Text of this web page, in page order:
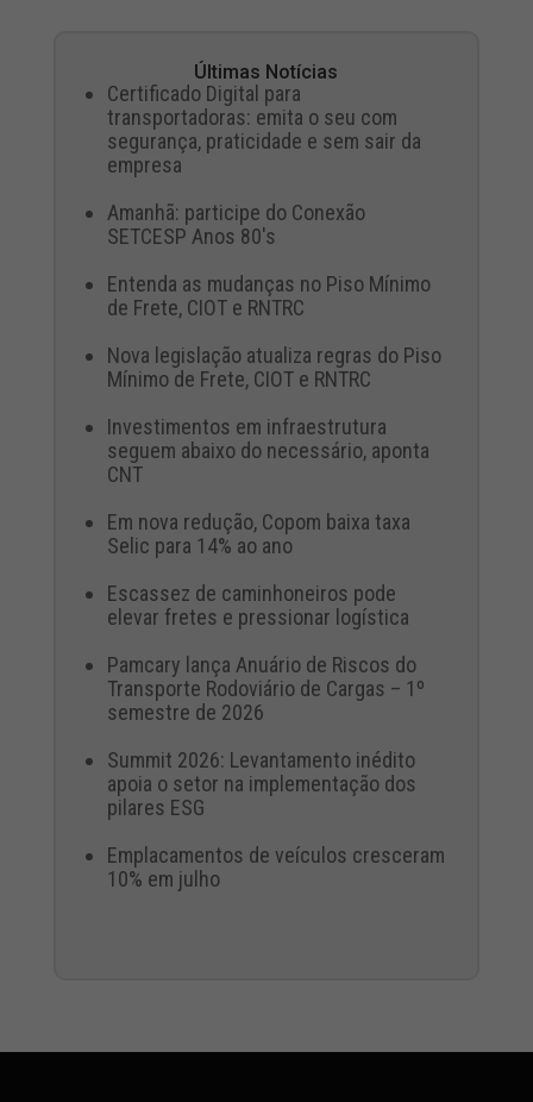
Últimas Notícias
Certificado Digital para
transportadoras: emita o seu com
segurança, praticidade e sem sair da
empresa
Amanhã: participe do Conexão
SETCESP Anos 80's
Entenda as mudanças no Piso Mínimo
de Frete, CIOT e RNTRC
Nova legislação atualiza regras do Piso
Mínimo de Frete, CIOT e RNTRC
Investimentos em infraestrutura
seguem abaixo do necessário, aponta
CNT
Em nova redução, Copom baixa taxa
Selic para 14% ao ano
Escassez de caminhoneiros pode
elevar fretes e pressionar logística
Pamcary lança Anuário de Riscos do
Transporte Rodoviário de Cargas – 1º
semestre de 2026
Summit 2026: Levantamento inédito
apoia o setor na implementação dos
pilares ESG
Emplacamentos de veículos cresceram
10% em julho